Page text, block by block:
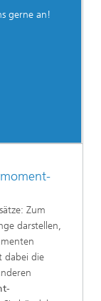
gerne an!
Zum
darstellen,
dabei die